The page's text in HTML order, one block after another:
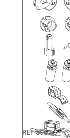
REF8903